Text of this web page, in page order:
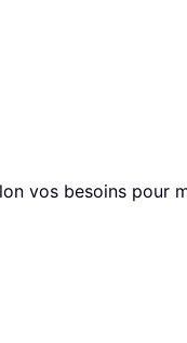
vos besoins pour